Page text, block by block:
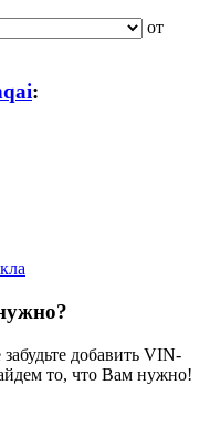
от
:
добавить VIN-
то, что Вам нужно!